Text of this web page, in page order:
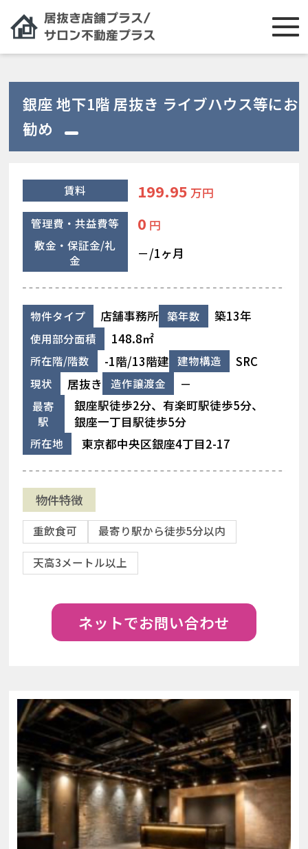
銀座 地下1階 居抜き ライブハウス等にお
勧め
賃料 199.95 万円
管理費・共益費等 0 円
敷金・保証金/礼
金
－/1ヶ月
物件タイプ 店舗事務所 築年数 築13年
使用部分面積 148.8㎡
所在階/階数 -1階/13階建 建物構造 SRC
現状 居抜き 造作譲渡金 －
最寄
駅
銀座駅徒歩2分、有楽町駅徒歩5分、
銀座一丁目駅徒歩5分
所在地 東京都中央区銀座4丁目2-17
物件特徴
重飲食可 最寄り駅から徒歩5分以内
天高3メートル以上
ネットでお問い合わせ